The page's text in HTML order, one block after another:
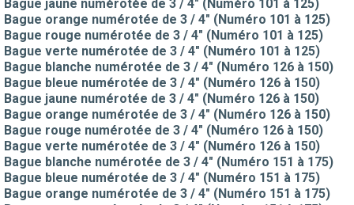
Bague jaune numérotée de 3 / 4" (Numéro 101 à 125)
Bague orange numérotée de 3 / 4" (Numéro 101 à 125)
Bague rouge numérotée de 3 / 4" (Numéro 101 à 125)
Bague verte numérotée de 3 / 4" (Numéro 101 à 125)
Bague blanche numérotée de 3 / 4" (Numéro 126 à 150)
Bague bleue numérotée de 3 / 4" (Numéro 126 à 150)
Bague jaune numérotée de 3 / 4" (Numéro 126 à 150)
Bague orange numérotée de 3 / 4" (Numéro 126 à 150)
Bague rouge numérotée de 3 / 4" (Numéro 126 à 150)
Bague verte numérotée de 3 / 4" (Numéro 126 à 150)
Bague blanche numérotée de 3 / 4" (Numéro 151 à 175)
Bague bleue numérotée de 3 / 4" (Numéro 151 à 175)
Bague orange numérotée de 3 / 4" (Numéro 151 à 175)